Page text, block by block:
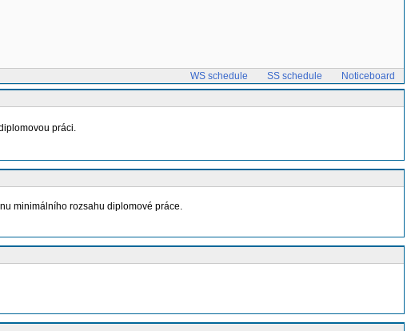
WS schedule SS schedule
Noticeboard
práci.
minimálního rozsahu diplomové práce.